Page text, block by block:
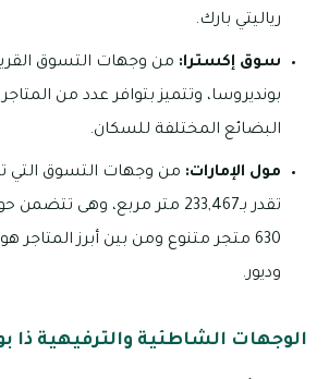
رياليتي بارك.
سوق إكسترا: من وجهات التسوق
بونديروسا، وتتميز بتوافر عدد من
البضائع المختلفة للسكان.
مول الإمارات: من وجهات التسوق التي
تقدر بـ233,467 متر مربع، وهى
630 متجر متنوع ومن بين أبرز المتاجر
وديور.
الوجهات الشاطئية والترفيهية ذا